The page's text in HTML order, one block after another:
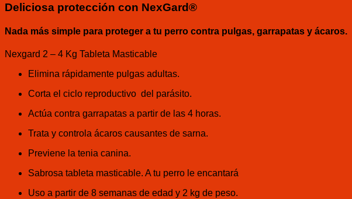
Deliciosa protección con NexGard®
Nada más simple para proteger a tu perro contra pulgas, garrapatas y ácaros.
Nexgard 2 – 4 Kg Tableta Masticable
Elimina rápidamente pulgas adultas.
Corta el ciclo reproductivo del parásito.
Actúa contra garrapatas a partir de las 4 horas.
Trata y controla ácaros causantes de sarna.
Previene la tenia canina.
Sabrosa tableta masticable. A tu perro le encantará
Uso a partir de 8 semanas de edad y 2 kg de peso.